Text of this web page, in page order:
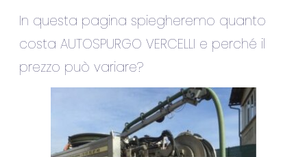
In questa pagina spiegheremo quanto
costa AUTOSPURGO VERCELLI e perché il
prezzo può variare?